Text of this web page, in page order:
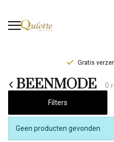
Gratis
Qulotte
BEENMODE 0
Filters
Geen producten gevonden